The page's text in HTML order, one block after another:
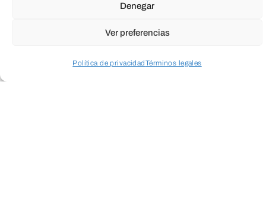
Denegar
Ver preferencias
Política de privacidadTérminos legales